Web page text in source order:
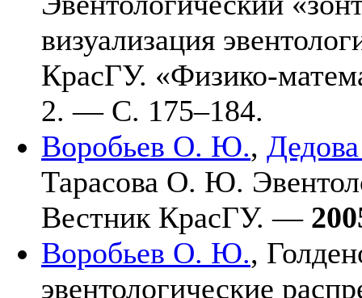
визуализация
КрасГУ. «Физико-
2. — С. 175–184.
Воробьев О. Ю.,
Тарасова О. Ю.
Вестник КрасГУ. —
Воробьев О. Ю.,
эвентологические